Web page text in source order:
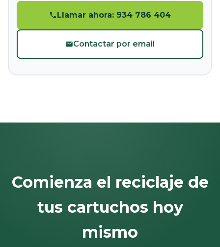
Llamar ahora: 934 786 404
Contactar por email
Comienza el reciclaje de
tus cartuchos hoy
mismo